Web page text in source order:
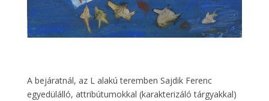
A bejáratnál, az L alakú teremben Sajdik Ferenc
egyedülálló, attribútumokkal (karakterizáló tárgyakkal)